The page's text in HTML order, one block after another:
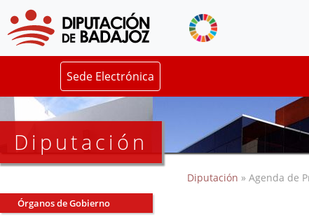
Sede Electrónica
Diputación
Órganos de Gobierno
Diputación » Agenda de